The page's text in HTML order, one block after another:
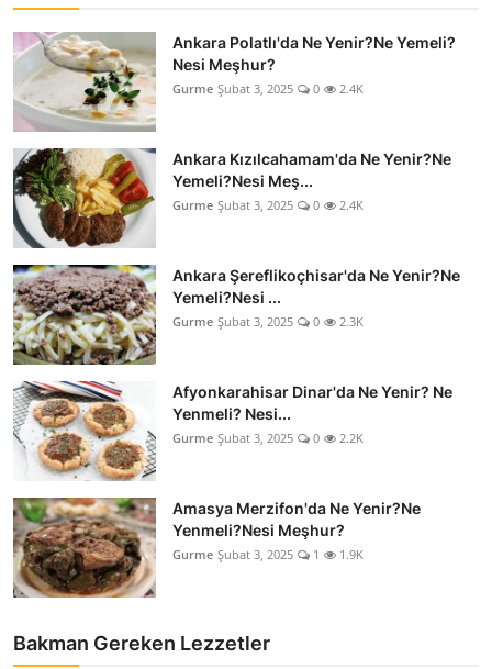
Ankara Polatlı'da Ne Yenir?Ne Yemeli?
Nesi Meşhur?
Gurme Şubat 3, 2025 0 2.4K
Ankara Kızılcahamam'da Ne Yenir?Ne
Yemeli?Nesi Meş...
Gurme Şubat 3, 2025 0 2.4K
Ankara Şereflikoçhisar'da Ne Yenir?Ne
Yemeli?Nesi ...
Gurme Şubat 3, 2025 0 2.3K
Afyonkarahisar Dinar'da Ne Yenir? Ne
Yenmeli? Nesi...
Gurme Şubat 3, 2025 0 2.2K
Amasya Merzifon'da Ne Yenir?Ne
Yenmeli?Nesi Meşhur?
Gurme Şubat 3, 2025 1 1.9K
Bakman Gereken Lezzetler